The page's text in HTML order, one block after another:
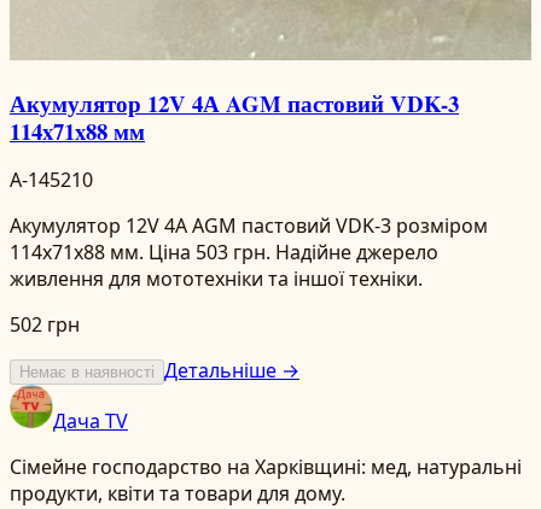
Акумулятор 12V 4А AGM пастовий VDK-3
114x71x88 мм
A-145210
Акумулятор 12V 4А AGM пастовий VDK-3 розміром
114x71x88 мм. Ціна 503 грн. Надійне джерело
живлення для мототехніки та іншої техніки.
502 грн
Немає в наявності Детальніше →
Дача TV
Сімейне господарство на Харківщині: мед, натуральні
продукти, квіти та товари для дому.